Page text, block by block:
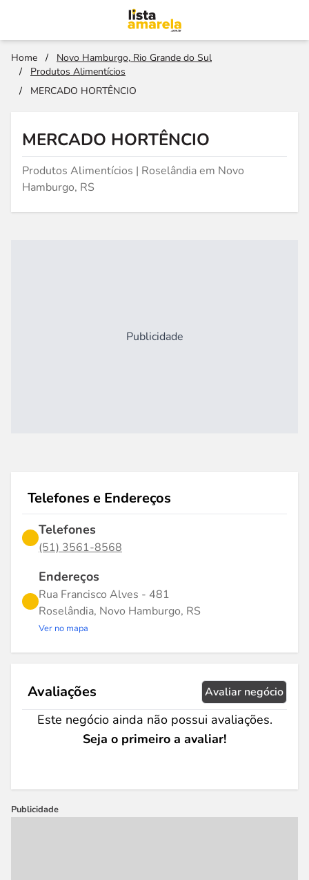
Home /
Novo Hamburgo, Rio Grande do Sul
/
Produtos Alimentícios
/
MERCADO HORTÊNCIO
MERCADO HORTÊNCIO
Produtos Alimentícios | Roselândia em Novo
Hamburgo, RS
Publicidade
Telefones e Endereços
Telefones
(51) 3561-8568
Endereços
Rua Francisco Alves - 481
Roselândia, Novo Hamburgo, RS
Ver no mapa
Avaliações Avaliar negócio
Este negócio ainda não possui avaliações.
Seja o primeiro a avaliar!
Publicidade